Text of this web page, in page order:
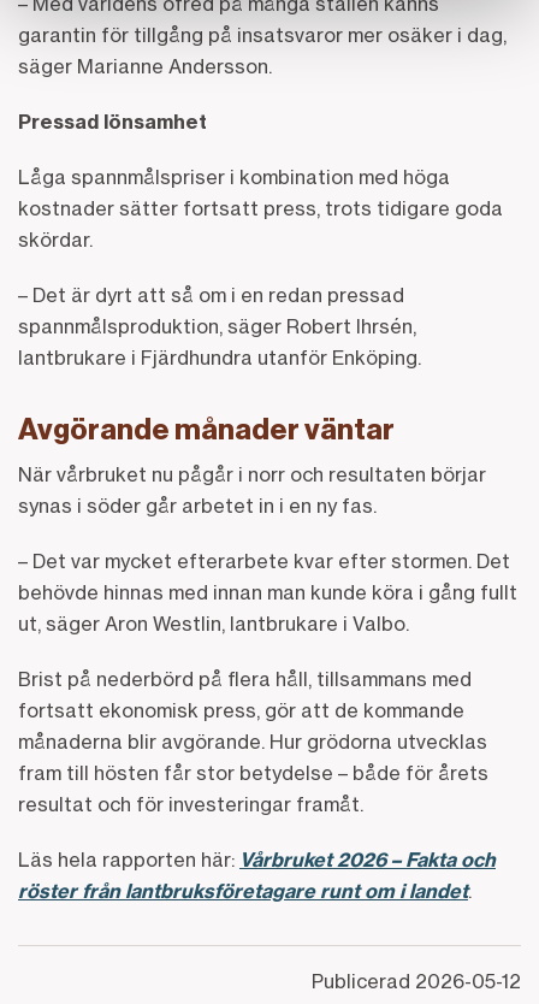
garantin för tillgång på insatsvaror mer osäker i dag,
säger Marianne Andersson.
Pressad lönsamhet
Låga spannmålspriser i kombination med höga
kostnader sätter fortsatt press, trots tidigare goda
skördar.
– Det är dyrt att så om i en redan pressad
spannmålsproduktion, säger Robert Ihrsén,
lantbrukare i Fjärdhundra utanför Enköping.
Avgörande månader väntar
När vårbruket nu pågår i norr och resultaten börjar
synas i söder går arbetet in i en ny fas.
– Det var mycket efterarbete kvar efter stormen. Det
behövde hinnas med innan man kunde köra i gång fullt
ut, säger Aron Westlin, lantbrukare i Valbo.
Brist på nederbörd på flera håll, tillsammans med
fortsatt ekonomisk press, gör att de kommande
månaderna blir avgörande. Hur grödorna utvecklas
fram till hösten får stor betydelse – både för årets
resultat och för investeringar framåt.
Läs hela rapporten här: Vårbruket 2026 – Fakta och
röster från lantbruksföretagare runt om i landet.
Publicerad 2026-05-12